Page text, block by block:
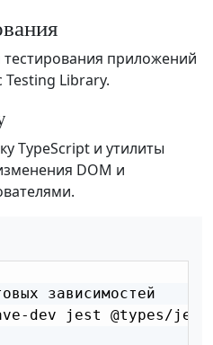
приложений
Testing Library.
TypeScript и утилиты
DOM и
зависимостей
dev jest @types/